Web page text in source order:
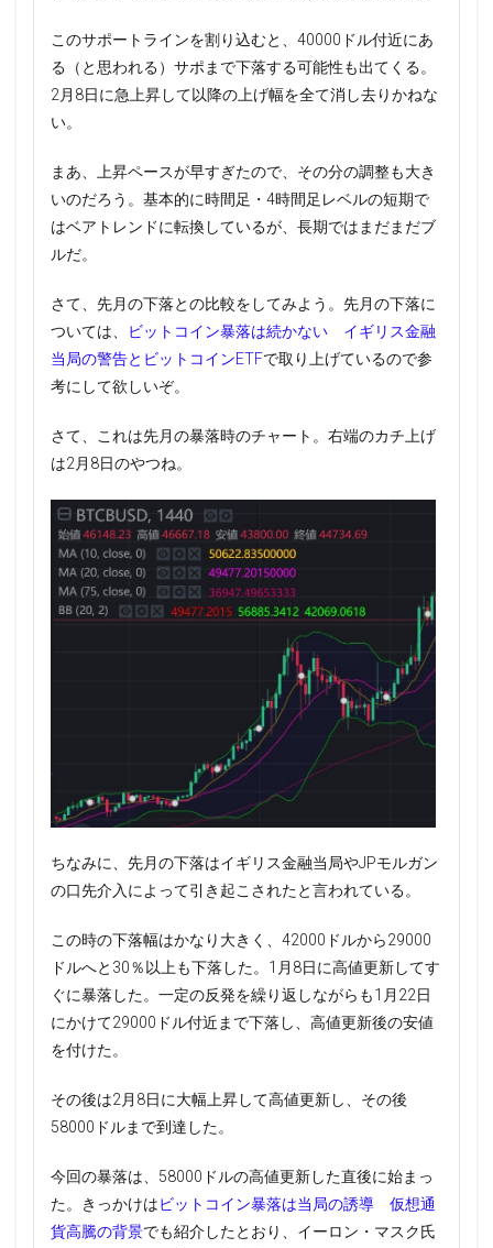
このサポートラインを割り込むと、40000ドル付近にあ
る（と思われる）サポまで下落する可能性も出てくる。
2月8日に急上昇して以降の上げ幅を全て消し去りかねな
い。
まあ、上昇ペースが早すぎたので、その分の調整も大き
いのだろう。基本的に時間足・4時間足レベルの短期で
はベアトレンドに転換しているが、長期ではまだまだブ
ルだ。
さて、先月の下落との比較をしてみよう。先月の下落に
ついては、
ビットコイン暴落は続かない イギリス金融
当局の警告とビットコインETFで取り上げているので参
考にして欲しいぞ。
さて、これは先月の暴落時のチャート。右端のカチ上げ
は2月8日のやつね。
ちなみに、先月の下落はイギリス金融当局やJPモルガン
の口先介入によって引き起こされたと言われている。
この時の下落幅はかなり大きく、42000ドルから29000
ドルへと30％以上も下落した。1月8日に高値更新してす
ぐに暴落した。一定の反発を繰り返しながらも1月22日
にかけて29000ドル付近まで下落し、高値更新後の安値
を付けた。
その後は2月8日に大幅上昇して高値更新し、その後
58000ドルまで到達した。
今回の暴落は、58000ドルの高値更新した直後に始まっ
た。きっかけはビットコイン暴落は当局の誘導 仮想通
貨高騰の背景でも紹介したとおり、イーロン・マスク氏